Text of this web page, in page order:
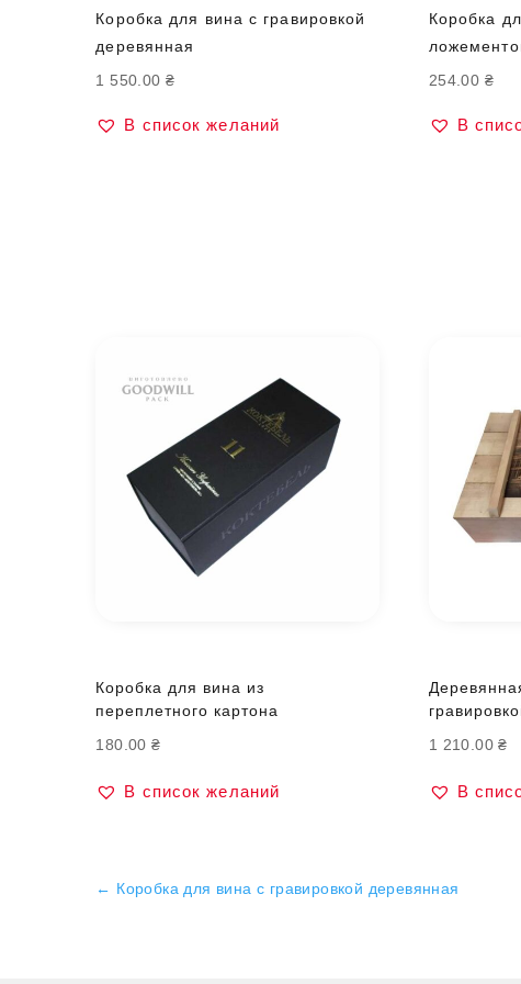
Коробка для вина с гравировкой
деревянная
1 550.00 ₴
В список желаний
Коробка
254.00 ₴
В
Коробка для вина из
переплетного картона
180.00₴
В список желаний
1 210.00₴
В
← Коробка для вина с гравировкой деревянная